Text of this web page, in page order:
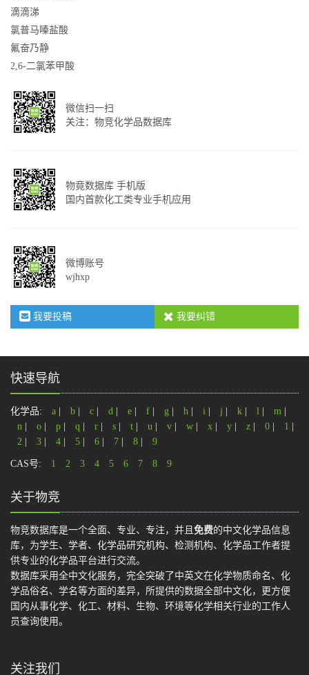
滴滴涕
氯普马嗪盐酸
氟奋乃静
2,6-二氯苯甲酸
微信扫一扫
关注：物竞化学品数据库
物竟数据库 手机版
国内首款化工类专业手机应用
微博账号
wjhxp
我要投稿 我要纠错
快速导航
化学品: a b c d e f g h i j k l m
n
o p q r s t u v w x y z 0 1
2
3 4 5 6 7 8 9
CAS号: 1 2 3 4 5 6 7 8 9
关于物竞
物竞数据库是一个全面、专业、专注，并且 免费的中文化学品信息
库，为学生、学者、化学品研究机构、检测机构、化学品工作者提
供专业的化学品平台进行交流。
数据库采用全中文化服务，完全突破了中英文在化学物质命名、化
学品俗名、学名等方面的差异，所提供的数据全部中文化，更方便
国内从事化学、化工、材料、生物、环境等化学相关行业的工作人
员查询使用。
关注我们